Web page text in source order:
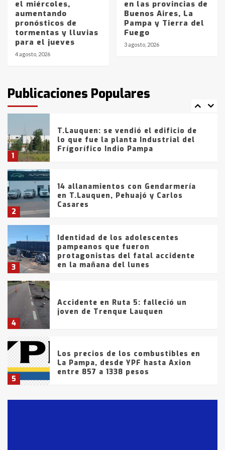
el miércoles,
aumentando
pronósticos de
tormentas y lluvias
para el jueves
4 agosto, 2026
en las provincias de
Buenos Aires, La
Pampa y Tierra del
Fuego
3 agosto, 2026
Publicaciones Populares
6
La Bolsa de Cereales de Bahía
Blanca anticipa que Agosto vendrá
con lluvias y heladas, en gran parte
de la provincia
fueron detenidos por
comercialización de drogas en la
tarde del sábado
1
T.Lauquen: se vendió el edificio de
lo que fue la planta Industrial del
Frígorífico Indio Pampa
2
14 allanamientos con Gendarmería
en T.Lauquen, Pehuajó y Carlos
Casares
3
Identidad de los adolescentes
pampeanos que fueron
protagonistas del fatal accidente
en la mañana del lunes
4
Accidente en Ruta 5: falleció un
joven de Trenque Lauquen
5
Los precios de los combustibles en
La Pampa, desde YPF hasta Axion
entre 857 a 1338 pesos